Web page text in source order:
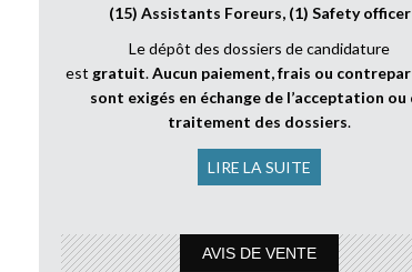
(15) Assistants Foreurs, (1) Safety officer
Le dépôt des dossiers de candidature
est gratuit.Aucun paiement, frais ou
sont exigés en échange de l’acceptation ou
traitement des dossiers.
LIRE LA SUITE
AVIS DE VENTE